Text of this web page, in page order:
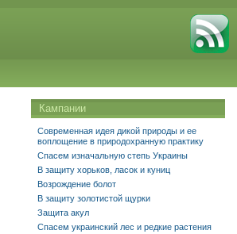
Кампании
Современная идея дикой природы и ее
воплощение в природохранную практику
Спасем изначальную степь Украины
В защиту хорьков, ласок и куниц
Возрождение болот
В защиту золотистой щурки
Защита акул
Спасем украинский лес и редкие растения